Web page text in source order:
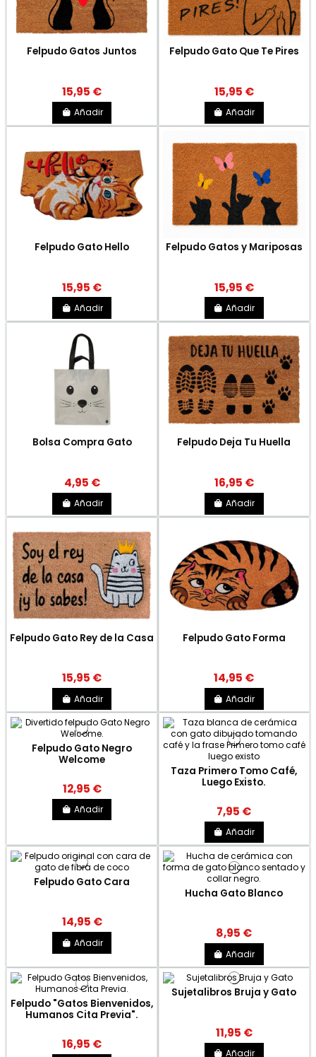
Felpudo Gatos Juntos
15,95 €
Añadir
Felpudo Gato Que Te Pires
15,95 €
Añadir
Felpudo Gato Hello
15,95 €
Añadir
Felpudo Gatos y Mariposas
15,95 €
Añadir
Bolsa Compra Gato
4,95 €
Añadir
Felpudo Deja Tu Huella
16,95 €
Añadir
Felpudo Gato Rey de la Casa
15,95 €
Añadir
Felpudo Gato Forma
14,95 €
Añadir
Felpudo Gato Negro
Welcome
12,95 €
Añadir
Taza Primero Tomo Café,
Luego Existo.
7,95 €
Añadir
Felpudo Gato Cara
14,95 €
Añadir
Hucha Gato Blanco
8,95 €
Añadir
Felpudo "Gatos Bienvenidos,
Humanos Cita Previa".
16,95 €
Sujetalibros Bruja y Gato
11,95 €
Añadir